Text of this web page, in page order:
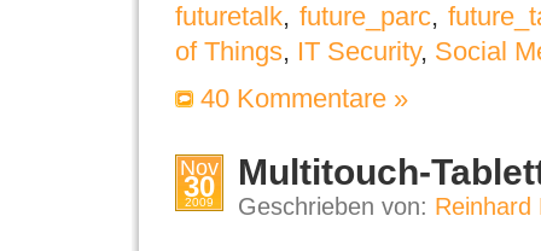
futuretalk, future_parc,
of Things, IT Security, Social
40 Kommentare »
Nov
30
2009
Multitouch-
Geschrieben von: Reinhard